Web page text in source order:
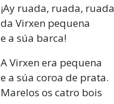
¡Ay ruada, ruada, ruada
da Virxen pequena
e a súa barca!
A Virxen era pequena
e a súa coroa de prata.
Marelos os catro bois